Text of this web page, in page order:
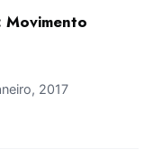
Movimento
2017